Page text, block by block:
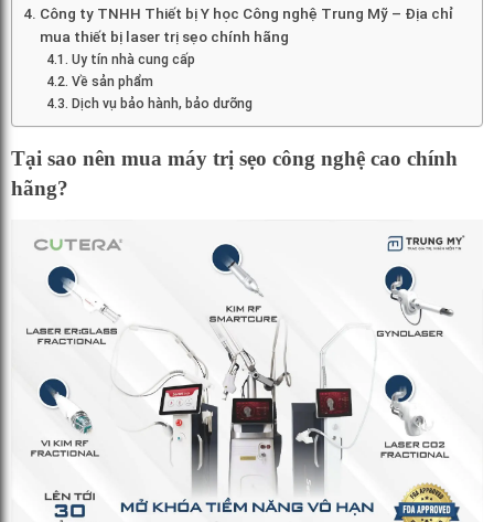
Công ty TNHH Thiết bị Y học Công nghệ Trung Mỹ – Địa chỉ
mua thiết bị laser trị sẹo chính hãng
Uy tín nhà cung cấp
Về sản phẩm
Dịch vụ bảo hành, bảo dưỡng
Tại sao nên mua máy trị sẹo công nghệ cao chính
hãng?